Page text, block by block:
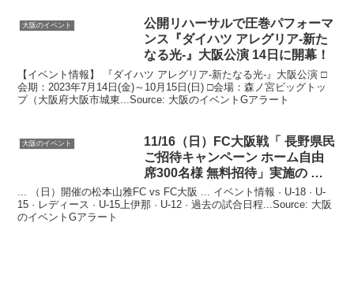
大阪のイベント
公開リハーサルで圧巻パフォーマ
ンス『ダイハツ アレグリア-新た
なる光-』 大阪公演 14日に開幕！
【イベント情報】 『ダイハツ アレグリア-新たなる光-』大阪公演 □
会期：2023年7月14日(金)～10月15日(日) □会場：森ノ宮ビッグトッ
プ（大阪府大阪市城東...Source: 大阪のイベントGアラート
大阪のイベント 11/16（日）FC大阪戦「 長野県民
ご招待キャンペーン ホーム自由
席300名様 無料招待」実施の …
... （日）開催の松本山雅FC vs FC大阪 ... イベント情報￼ · U-18 · U-
15 · レディース · U-15上伊那 · U-12 · 過去の試合日程...Source: 大阪
のイベントGアラート